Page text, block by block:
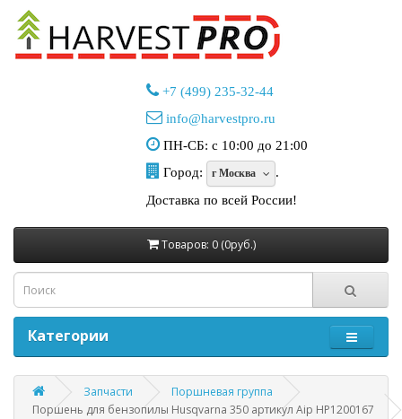
+7 (499) 235-32-44
info@harvestpro.ru
ПН-СБ: с 10:00 до 21:00
Город:
г Москва
.
Доставка по всей России!
Товаров: 0 (0руб.)
Категории
Запчасти
Поршневая группа
Поршень для бензопилы Husqvarna 350 артикул Aip HP1200167